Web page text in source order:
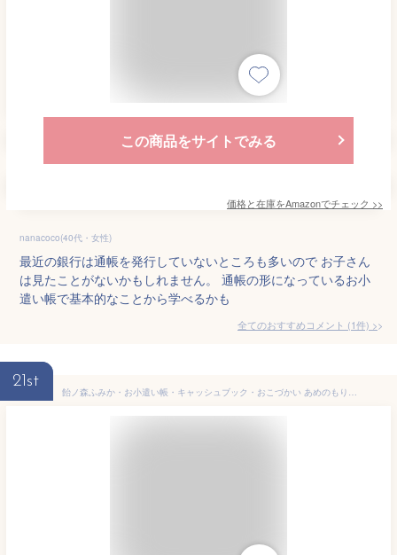
この商品をサイトでみる
価格と在庫をAmazonでチェック >>
nanacoco(40代・女性)
最近の銀行は通帳を発行していないところも多いので お子さん
は見たことがないかもしれません。 通帳の形になっているお小
遣い帳で基本的なことから学べるかも
全てのおすすめコメント (1件) >
21st
飴ノ森ふみか・お小遣い帳・キャッシュブック・おこづかい あめのもりふみか・ねこ・猫・かわいい・メルヘン【メーカー公式／クローズピン】